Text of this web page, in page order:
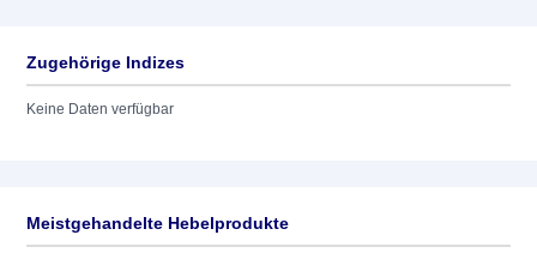
Zugehörige Indizes
Keine Daten verfügbar
Meistgehandelte Hebelprodukte